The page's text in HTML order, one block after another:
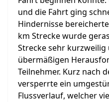
und die Fahrt ging
Hindernisse
km Strecke wurde
Strecke sehr
übermäßigen
Teilnehmer. Kurz nach
versperrte ein
Flussverlauf, welcher